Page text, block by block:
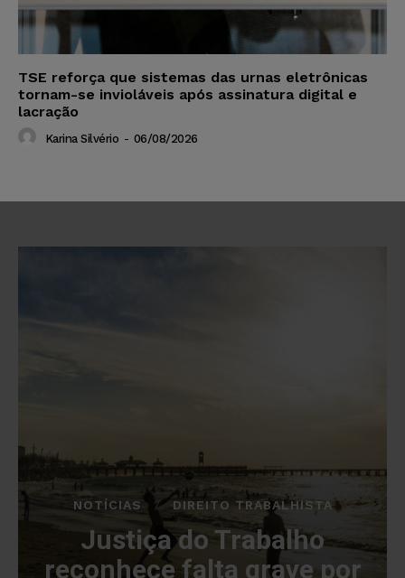
TSE reforça que sistemas das urnas eletrônicas
tornam-se invioláveis após assinatura digital e
lacração
Karina Silvério - 06/08/2026